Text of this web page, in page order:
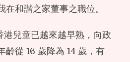
在和諧之家董事之職位。
兒童已越來越早熟，向政
齡從 16 歲降為 14 歲，有